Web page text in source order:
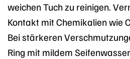
weichen Tuch zu reinigen.
Kontakt mit Chemikalien wie
Bei stärkeren
Ring mit mildem